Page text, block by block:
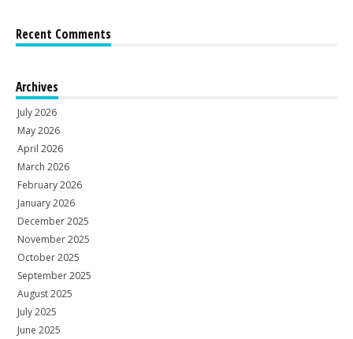
Recent Comments
Archives
July 2026
May 2026
April 2026
March 2026
February 2026
January 2026
December 2025
November 2025
October 2025
September 2025
August 2025
July 2025
June 2025